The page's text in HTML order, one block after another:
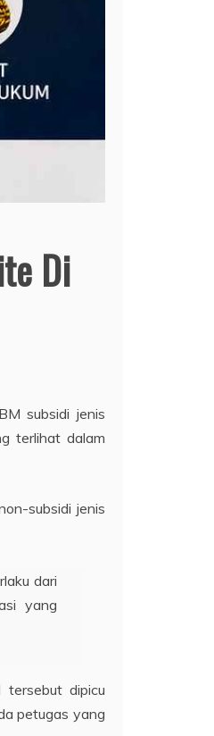
Di
subsidi jenis
terlihat dalam
subsidi jenis
dari
yang
dipicu
petugas yang